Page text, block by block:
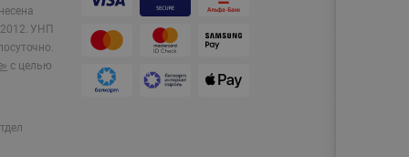
УНП
с целью